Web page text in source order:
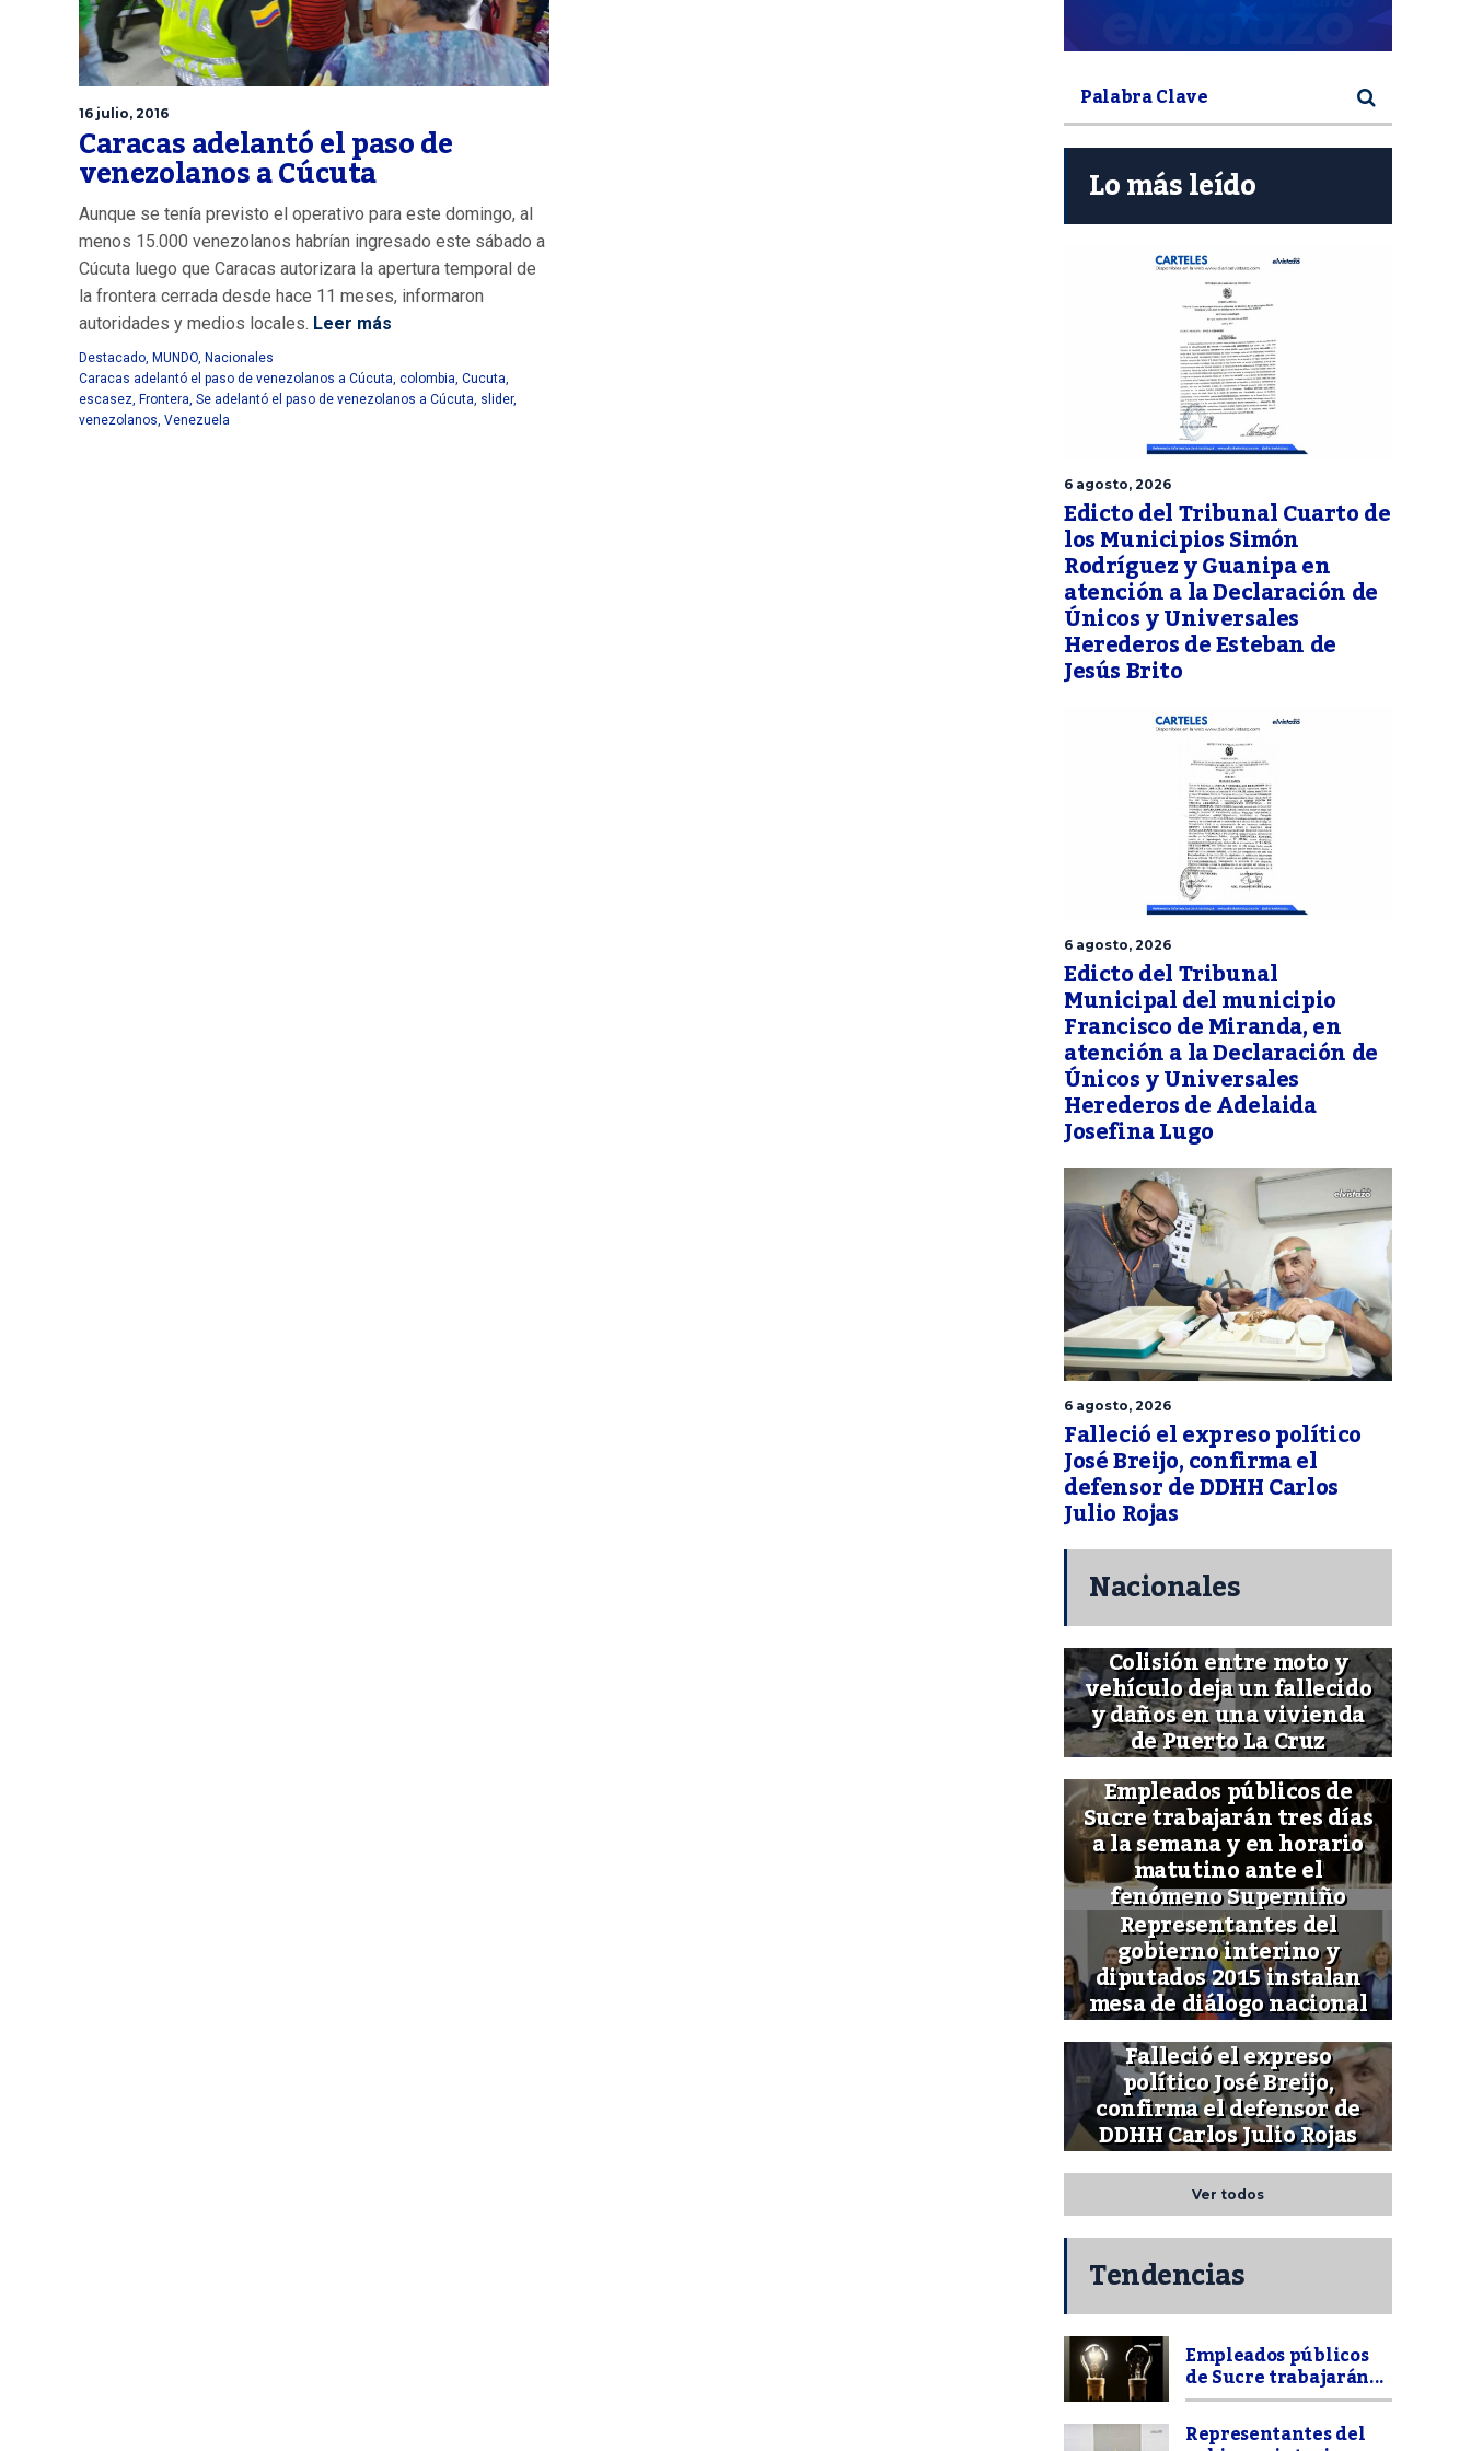
16 julio, 2016
Caracas adelantó el paso de
venezolanos a Cúcuta
Aunque se tenía previsto el operativo para este domingo, al
menos 15.000 venezolanos habrían ingresado este sábado a
Cúcuta luego que Caracas autorizara la apertura temporal de
la frontera cerrada desde hace 11 meses, informaron
autoridades y medios locales. Leer más
Destacado, MUNDO, Nacionales
Caracas adelantó el paso de venezolanos a Cúcuta, colombia, Cucuta,
escasez, Frontera, Se adelantó el paso de venezolanos a Cúcuta, slider,
venezolanos, Venezuela
Lo más leído
6 agosto, 2026
Edicto del Tribunal Cuarto de
los Municipios Simón
Rodríguez y Guanipa en
atención a la Declaración de
Únicos y Universales
Herederos de Esteban de
Jesús Brito
6 agosto, 2026
Edicto del Tribunal
Municipal del municipio
Francisco de Miranda, en
atención a la Declaración de
Únicos y Universales
Herederos de Adelaida
Josefina Lugo
6 agosto, 2026
Falleció el expreso político
José Breijo, confirma el
defensor de DDHH Carlos
Julio Rojas
Nacionales
Colisión entre moto y
vehículo deja un fallecido
y daños en una vivienda
de Puerto La Cruz
Empleados públicos de
Sucre trabajarán tres días
a la semana y en horario
matutino ante el
fenómeno Superniño
Representantes del
gobierno interino y
diputados 2015 instalan
mesa de diálogo nacional
Falleció el expreso
político José Breijo,
confirma el defensor de
DDHH Carlos Julio Rojas
Ver todos
Tendencias
Empleados públicos
de Sucre trabajarán...
Representantes del